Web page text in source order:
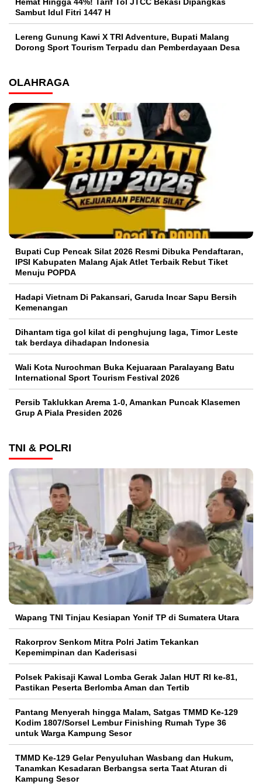
Hemat Hingga 44%! Tarif Tol JTCC Bekasi Dipangkas
Sambut Idul Fitri 1447 H
Lereng Gunung Kawi X TRI Adventure, Bupati Malang
Dorong Sport Tourism Terpadu dan Pemberdayaan Desa
OLAHRAGA
Bupati Cup Pencak Silat 2026 Resmi Dibuka Pendaftaran,
IPSI Kabupaten Malang Ajak Atlet Terbaik Rebut Tiket
Menuju POPDA
Hadapi Vietnam Di Pakansari, Garuda Incar Sapu Bersih
Kemenangan
Dihantam tiga gol kilat di penghujung laga, Timor Leste
tak berdaya dihadapan Indonesia
Wali Kota Nurochman Buka Kejuaraan Paralayang Batu
International Sport Tourism Festival 2026
Persib Taklukkan Arema 1-0, Amankan Puncak Klasemen
Grup A Piala Presiden 2026
TNI & POLRI
Wapang TNI Tinjau Kesiapan Yonif TP di Sumatera Utara
Rakorprov Senkom Mitra Polri Jatim Tekankan
Kepemimpinan dan Kaderisasi
Polsek Pakisaji Kawal Lomba Gerak Jalan HUT RI ke-81,
Pastikan Peserta Berlomba Aman dan Tertib
Pantang Menyerah hingga Malam, Satgas TMMD Ke-129
Kodim 1807/Sorsel Lembur Finishing Rumah Type 36
untuk Warga Kampung Sesor
TMMD Ke-129 Gelar Penyuluhan Wasbang dan Hukum,
Tanamkan Kesadaran Berbangsa serta Taat Aturan di
Kampung Sesor